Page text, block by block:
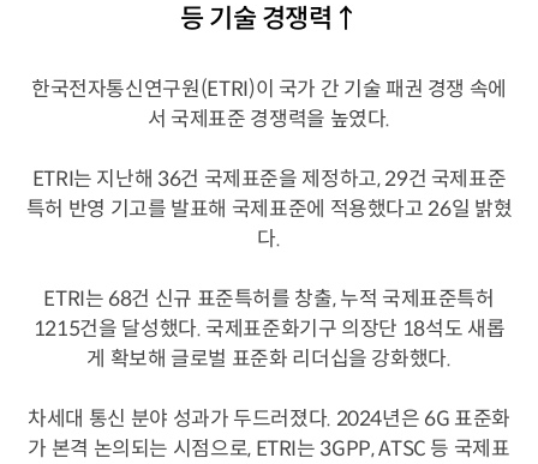
등 기술 경쟁력↑
한국전자통신연구원(ETRI)이 국가 간 기술 패권 경쟁 속에
서 국제표준 경쟁력을 높였다.
ETRI는 지난해 36건 국제표준을 제정하고, 29건 국제표준
특허 반영 기고를 발표해 국제표준에 적용했다고 26일 밝혔
다.
ETRI는 68건 신규 표준특허를 창출, 누적 국제표준특허
1215건을 달성했다. 국제표준화기구 의장단 18석도 새롭
게 확보해 글로벌 표준화 리더십을 강화했다.
차세대 통신 분야 성과가 두드러졌다. 2024년은 6G 표준화
가 본격 논의되는 시점으로, ETRI는 3GPP, ATSC 등 국제표